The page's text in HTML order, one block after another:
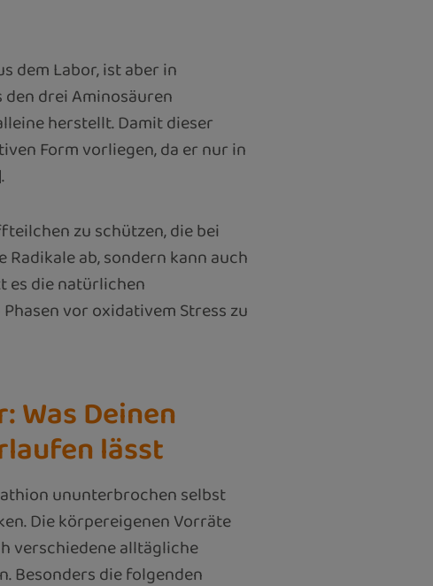
dem Labor, ist aber in
drei Aminosäuren
herstellt. Damit dieser
Form vorliegen, da er nur in
zu schützen, die bei
ab, sondern kann auch
es die natürlichen
vor oxidativem Stress zu
Was Deinen
lässt
ununterbrochen selbst
Die körpereigenen Vorräte
verschiedene alltägliche
Besonders die folgenden